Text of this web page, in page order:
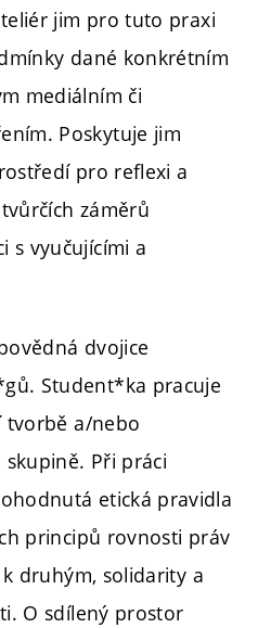
jim pro tuto praxi
dané konkrétním
mediálním či
Poskytuje jim
pro reflexi a
záměrů
s vyučujícími a
dvojice
Student*ka pracuje
tvorbě a/nebo
Při práci
etická pravidla
principů rovnosti práv
druhým, solidarity a
O sdílený prostor